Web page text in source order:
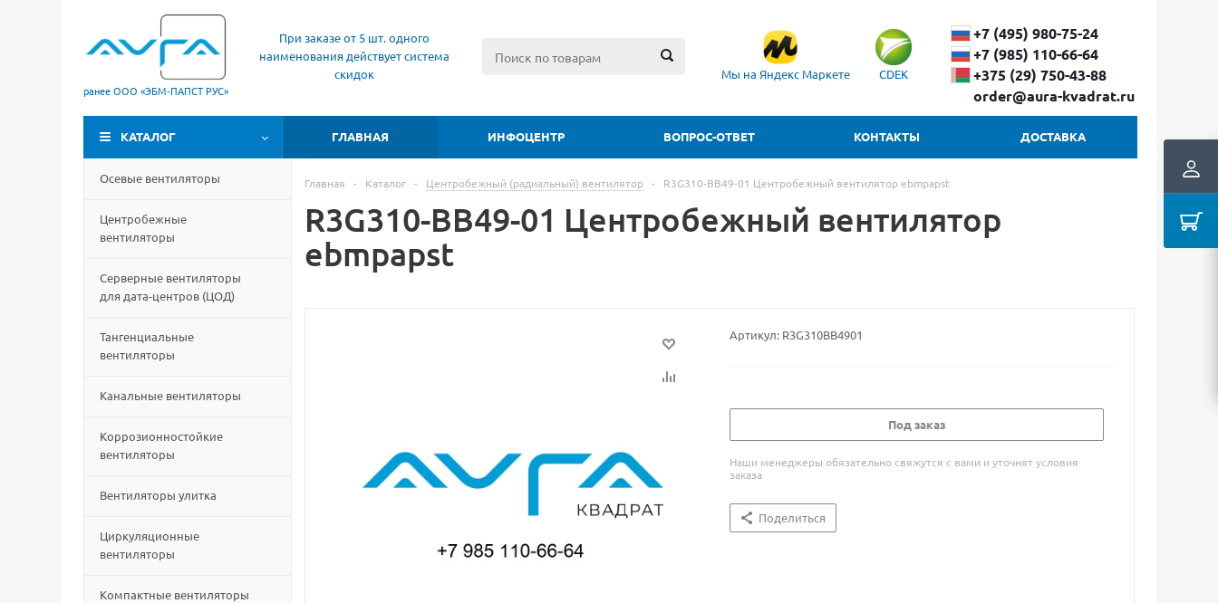
ранее ООО «ЭБМ‑ПАПСТ РУС»
При заказе от 5 шт. одного
наименования действует система
скидок
Мы на Яндекс Маркете CDEK
+7 (495) 980-75-24
+7 (985) 110-66-64
+375 (29) ​750-43-88
order@aura-kvadrat.ru
КАТАЛОГ ГЛАВНАЯ ИНФОЦЕНТР ВОПРОС-ОТВЕТ КОНТАКТЫ ДОСТАВКА
Осевые вентиляторы
Центробежные
вентиляторы
Серверные вентиляторы
для дата-центров (ЦОД)
Тангенциальные
вентиляторы
Канальные вентиляторы
Коррозионностойкие
вентиляторы
Вентиляторы улитка
Циркуляционные
вентиляторы
Компактные вентиляторы
Главная - Каталог - Центробежный (радиальный) вентилятор - R3G310-BB49-01 Центробежный вентилятор ebmpapst
R3G310-BB49-01 Центробежный вентилятор
ebmpapst
Артикул: R3G310BB4901
Под заказ
Наши менеджеры обязательно свяжутся с вами и уточнят условия
заказа
Поделиться